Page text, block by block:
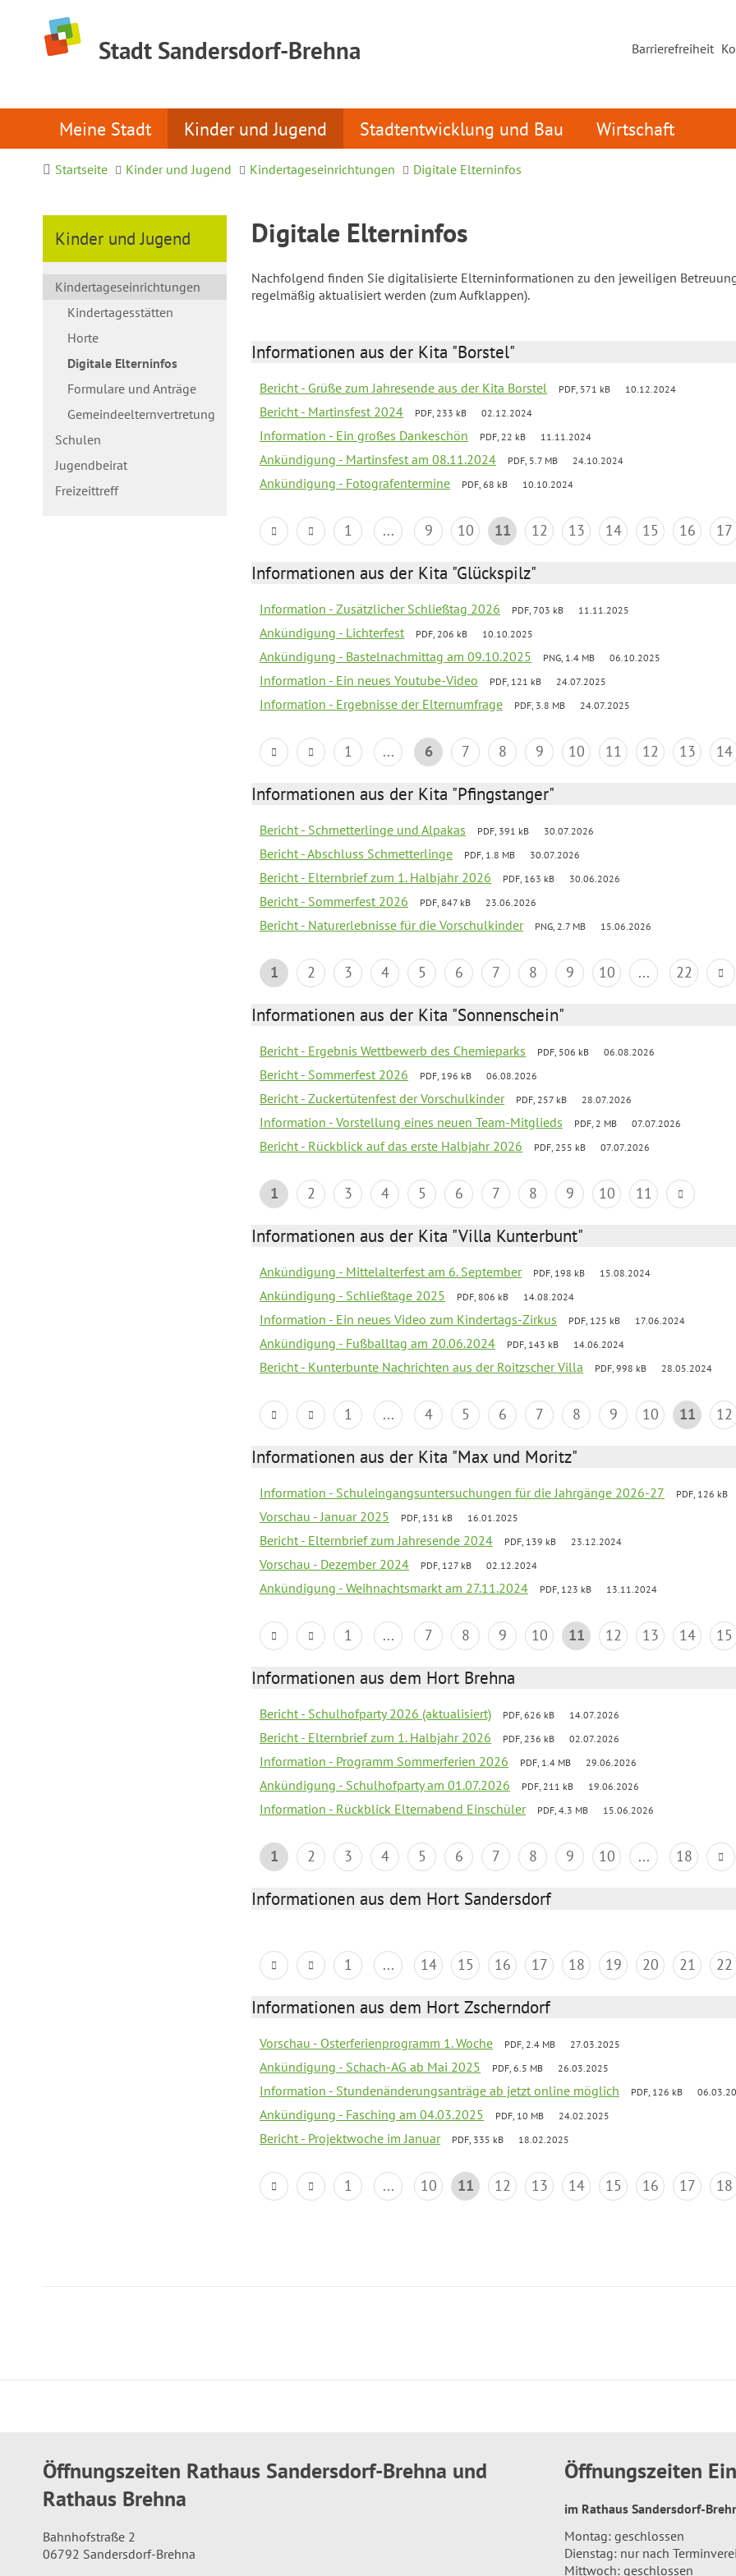
Stadt Sandersdorf-Brehna Barrierefreiheit
Meine Stadt Kinder und Jugend Stadtentwicklung und Bau Wirtschaft
Startseite Kinder und Jugend Kindertageseinrichtungen Digitale Elterninfos
Kinder und Jugend
Kindertageseinrichtungen
Kindertagesstätten
Horte
Digitale Elterninfos
Formulare und Anträge
Gemeindeelternvertretung
Schulen
Jugendbeirat
Freizeittreff
Digitale Elterninfos
Nachfolgend finden Sie digitalisierte Elterninformationen zu den jeweiligen
regelmäßig aktualisiert werden (zum Aufklappen).
Informationen aus der Kita "Borstel"
Bericht - Grüße zum Jahresende aus der Kita Borstel PDF, 571 kB 10.12.2024
Bericht - Martinsfest 2024 PDF, 233 kB 02.12.2024
Information - Ein großes Dankeschön PDF, 22 kB 11.11.2024
Ankündigung - Martinsfest am 08.11.2024 PDF, 5.7 MB 24.10.2024
Ankündigung - Fotografentermine PDF, 68 kB 10.10.2024
1 ... 9 10 11 12 13 14 15 16 17
Informationen aus der Kita "Glückspilz"
Information - Zusätzlicher Schließtag 2026 PDF, 703 kB 11.11.2025
Ankündigung - Lichterfest PDF, 206 kB 10.10.2025
Ankündigung - Bastelnachmittag am 09.10.2025 PNG, 1.4 MB 06.10.2025
Information - Ein neues Youtube-Video PDF, 121 kB 24.07.2025
Information - Ergebnisse der Elternumfrage PDF, 3.8 MB 24.07.2025
1 ... 6 7 8 9 10 11 12 13 14
Informationen aus der Kita "Pfingstanger"
Bericht - Schmetterlinge und Alpakas PDF, 391 kB 30.07.2026
Bericht - Abschluss Schmetterlinge PDF, 1.8 MB 30.07.2026
Bericht - Elternbrief zum 1. Halbjahr 2026 PDF, 163 kB 30.06.2026
Bericht - Sommerfest 2026 PDF, 847 kB 23.06.2026
Bericht - Naturerlebnisse für die Vorschulkinder PNG, 2.7 MB 15.06.2026
1 2 3 4 5 6 7 8 9 10 ... 22
Informationen aus der Kita "Sonnenschein"
Bericht - Ergebnis Wettbewerb des Chemieparks PDF, 506 kB 06.08.2026
Bericht - Sommerfest 2026 PDF, 196 kB 06.08.2026
Bericht - Zuckertütenfest der Vorschulkinder PDF, 257 kB 28.07.2026
Information - Vorstellung eines neuen Team-Mitglieds PDF, 2 MB 07.07.2026
Bericht - Rückblick auf das erste Halbjahr 2026 PDF, 255 kB 07.07.2026
1 2 3 4 5 6 7 8 9 10 11
Informationen aus der Kita "Villa Kunterbunt"
Ankündigung - Mittelalterfest am 6. September PDF, 198 kB 15.08.2024
Ankündigung - Schließtage 2025 PDF, 806 kB 14.08.2024
Information - Ein neues Video zum Kindertags-Zirkus PDF, 125 kB 17.06.2024
Ankündigung - Fußballtag am 20.06.2024 PDF, 143 kB 14.06.2024
Bericht - Kunterbunte Nachrichten aus der Roitzscher Villa PDF, 998 kB 28.05.2024
1 ... 4 5 6 7 8 9 10 11 12
Informationen aus der Kita "Max und Moritz"
Information - Schuleingangsuntersuchungen für die Jahrgänge 2026-27 PDF, 126 kB
Vorschau - Januar 2025 PDF, 131 kB 16.01.2025
Bericht - Elternbrief zum Jahresende 2024 PDF, 139 kB 23.12.2024
Vorschau - Dezember 2024 PDF, 127 kB 02.12.2024
Ankündigung - Weihnachtsmarkt am 27.11.2024 PDF, 123 kB 13.11.2024
1 ... 7 8 9 10 11 12 13 14 15
Informationen aus dem Hort Brehna
Bericht - Schulhofparty 2026 (aktualisiert) PDF, 626 kB 14.07.2026
Bericht - Elternbrief zum 1. Halbjahr 2026 PDF, 236 kB 02.07.2026
Information - Programm Sommerferien 2026 PDF, 1.4 MB 29.06.2026
Ankündigung - Schulhofparty am 01.07.2026 PDF, 211 kB 19.06.2026
Information - Rückblick Elternabend Einschüler PDF, 4.3 MB 15.06.2026
1 2 3 4 5 6 7 8 9 10 ... 18
Informationen aus dem Hort Sandersdorf
1 ... 14 15 16 17 18 19 20 21 22
Informationen aus dem Hort Zscherndorf
Vorschau - Osterferienprogramm 1. Woche PDF, 2.4 MB 27.03.2025
Ankündigung - Schach-AG ab Mai 2025 PDF, 6.5 MB 26.03.2025
Information - Stundenänderungsanträge ab jetzt online möglich PDF, 126 kB
Ankündigung - Fasching am 04.03.2025 PDF, 10 MB 24.02.2025
Bericht - Projektwoche im Januar PDF, 335 kB 18.02.2025
1 ... 10 11 12 13 14 15 16 17 18
Öffnungszeiten Rathaus Sandersdorf-Brehna und
Rathaus Brehna
Bahnhofstraße 2
06792 Sandersdorf-Brehna
Öffnungszeiten
im Rathaus Sandersdorf-
Montag: geschlossen
Dienstag: nur nach
Mittwoch: geschlossen